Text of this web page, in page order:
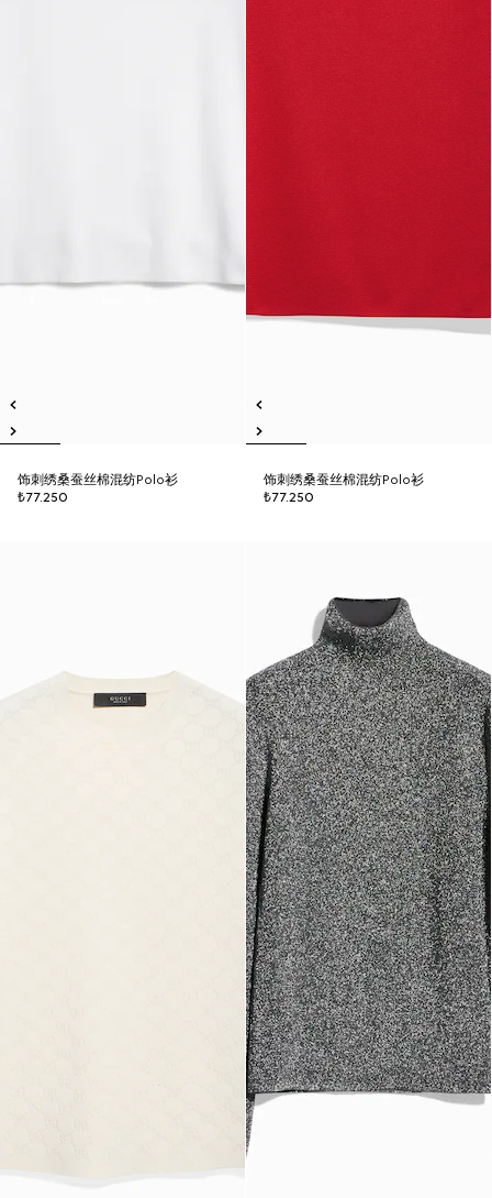
饰刺绣桑蚕丝棉混纺Polo衫
₺77.250
饰刺绣桑蚕丝棉混纺Polo衫
₺77.250